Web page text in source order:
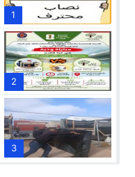
1
2
3